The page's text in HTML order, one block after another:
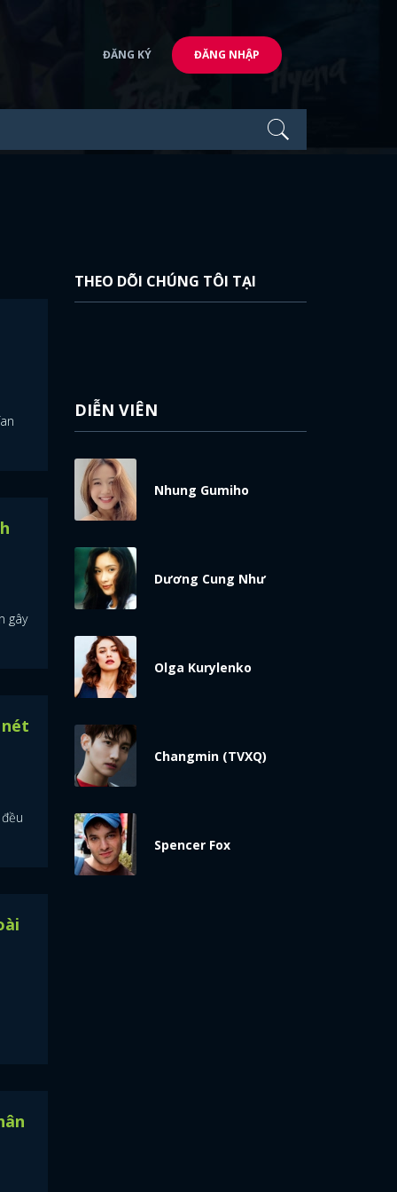
ĐĂNG KÝ ĐĂNG NHẬP
gây
THEO DÕI CHÚNG TÔI TẠI
DIỄN VIÊN
Nhung Gumiho
Dương Cung Như
Olga Kurylenko
Changmin (TVXQ)
Spencer Fox